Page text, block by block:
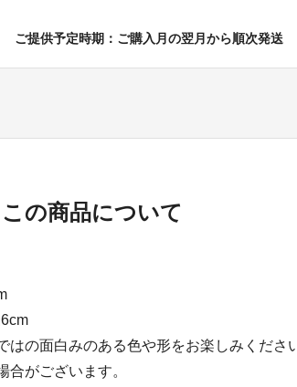
ご提供予定時期：ご購入月の翌月から順次発送
この商品について
の面白みのある色や形をお楽しみくださ
がございます。